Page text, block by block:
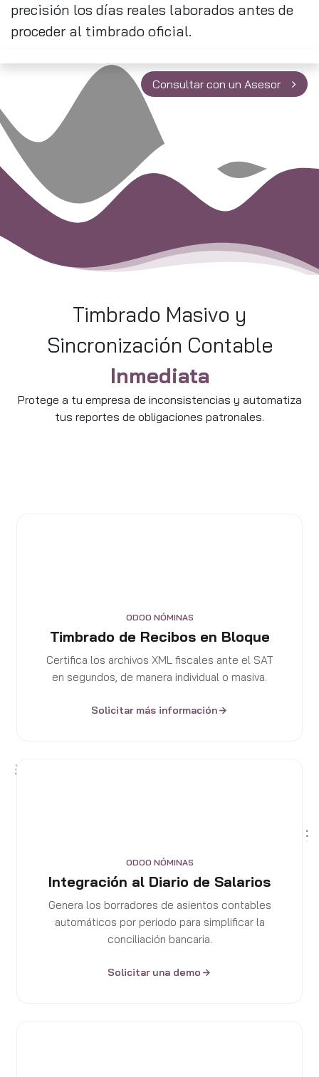
precisión los días reales laborados antes de
proceder al timbrado oficial.
Consultar con un Asesor
Timbrado Masivo y
Sincronización Contable
Inmediata
Protege a tu empresa de inconsistencias y automatiza
tus reportes de obligaciones patronales.
ODOO NÓMINAS
Timbrado de Recibos en Bloque
Certifica los archivos XML fiscales ante el SAT
en segundos, de manera individual o masiva.
Solicitar más información
ODOO NÓMINAS
Integración al Diario de Salarios
Genera los borradores de asientos contables
automáticos por periodo para simplificar la
conciliación bancaria.
Solicitar una demo